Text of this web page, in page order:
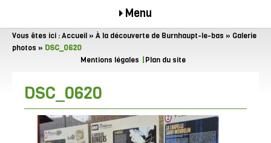
Menu
Vous êtes ici :Accueil » À la découverte de Burnhaupt-le-bas » Galerie
photos » DSC_0620
Mentions légales
Plan du site
DSC_0620